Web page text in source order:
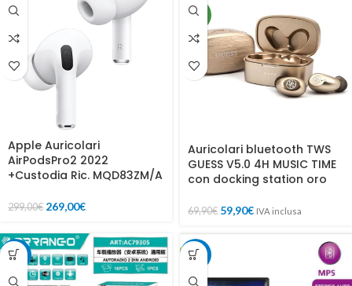
Apple Auricolari
AirPodsPro2 2022
+Custodia Ric. MQD83ZM/A
299,00€ 269,00€
NEW
Auricolari bluetooth TWS
GUESS V5.0 4H MUSIC TIME
con docking station oro
69,90€ 59,90€ IVA inclusa
-24% -30%